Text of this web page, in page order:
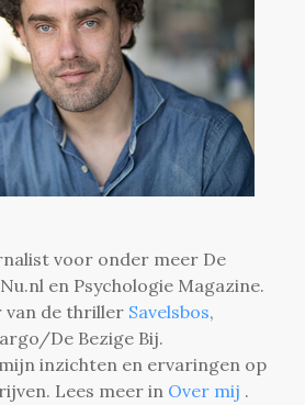
voor onder meer De
en Psychologie Magazine.
van de thriller Savelsbos,
De Bezige Bij.
inzichten en ervaringen op
Lees meer in Over mij .